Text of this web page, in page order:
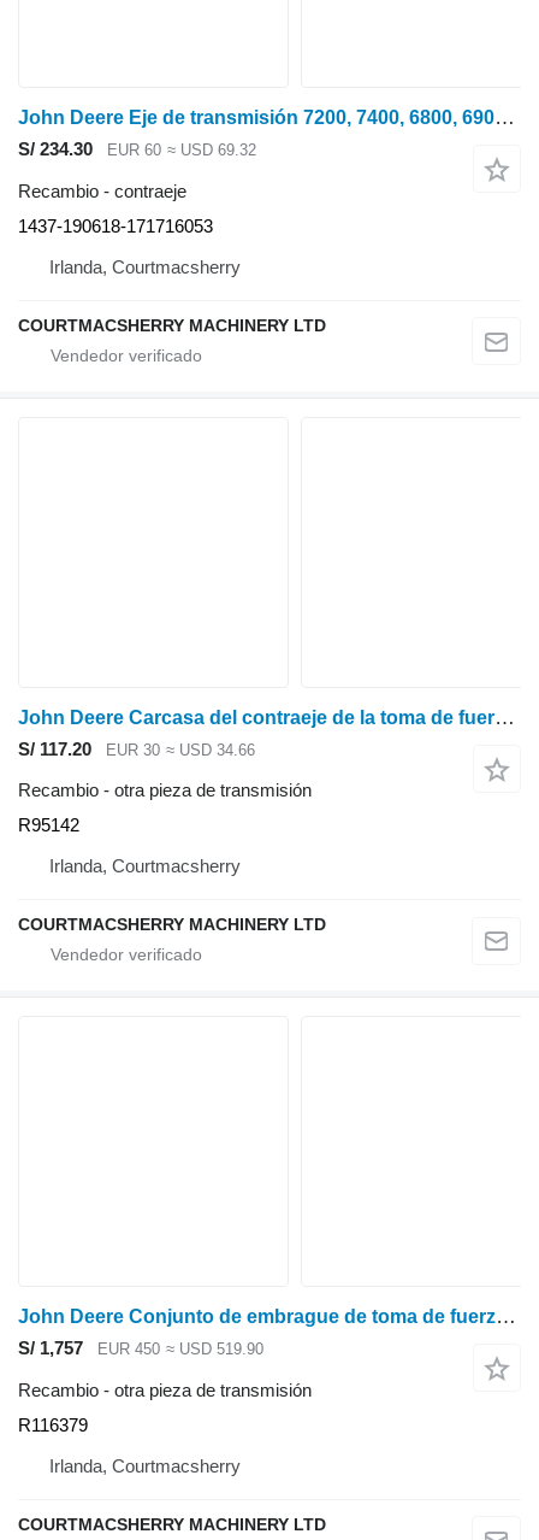
John Deere Eje de transmisión 7200, 7400, 6800, 6900 1437-190618-171716053 contraeje para 7200, 7400,6800, 6900 tractor de ruedas
S/ 234.30 EUR 60 ≈ USD 69.32
Recambio - contraeje
1437-190618-171716053
Irlanda, Courtmacsherry
COURTMACSHERRY MACHINERY LTD
John Deere Carcasa del contraeje de la toma de fuerza R95 para los modelos 7800, 7200, 7400, 6800, 7710 y 7600 R95142 para John Deere 7600, 7700, 7800, 7200, 7400, 6800, 6900, 7710, 7810 tractor de ruedas
S/ 117.20 EUR 30 ≈ USD 34.66
Recambio - otra pieza de transmisión
R95142
Irlanda, Courtmacsherry
COURTMACSHERRY MACHINERY LTD
John Deere Conjunto de embrague de toma de fuerza R11 para los modelos 7700, 6800, 7600, 6900, 7500, 7200 y 7400. R116379 para John Deere 7600, 7700, 7800, 7200, 7400, 6800, 6900, 7500 tractor de ruedas
S/ 1,757 EUR 450 ≈ USD 519.90
Recambio - otra pieza de transmisión
R116379
Irlanda, Courtmacsherry
COURTMACSHERRY MACHINERY LTD